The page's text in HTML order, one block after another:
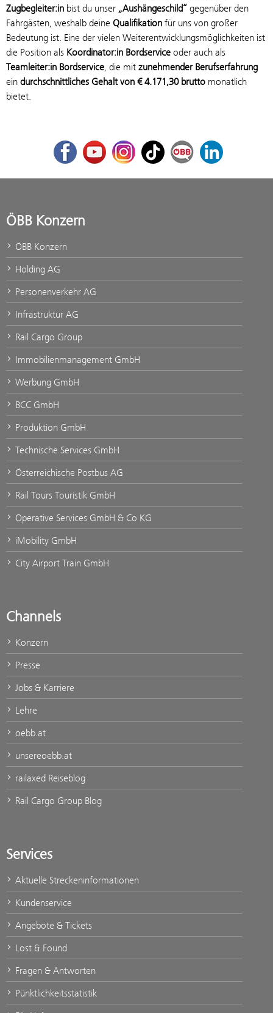
Zugbegleiter:in bist du unser „Aushängeschild“ gegenüber den
Fahrgästen, weshalb deine Qualifikation für uns von großer
Bedeutung ist. Eine der vielen Weiterentwicklungsmöglichkeiten ist
die Position als Koordinator:in Bordservice oder auch als
Teamleiter:in Bordservice , die mit zunehmender Berufserfahrung
ein durchschnittliches Gehalt von € 4.171,30 brutto monatlich
bietet.
FacebookYoutubeInstagram
TikTok ÖBB Corporate Blog
LinkedIn
ÖBB Konzern
ÖBB Konzern
Holding AG
Personenverkehr AG
Infrastruktur AG
Rail Cargo Group
Immobilienmanagement GmbH
Werbung GmbH
BCC GmbH
Produktion GmbH
Technische Services GmbH
Österreichische Postbus AG
Rail Tours Touristik GmbH
Operative Services GmbH & Co KG
iMobility GmbH
City Airport Train GmbH
Channels
Konzern
Presse
Jobs & Karriere
Lehre
oebb.at
unsereoebb.at
railaxed Reiseblog
Rail Cargo Group Blog
Services
Aktuelle Streckeninformationen
Kundenservice
Angebote & Tickets
Lost & Found
Fragen & Antworten
Pünktlichkeitsstatistik